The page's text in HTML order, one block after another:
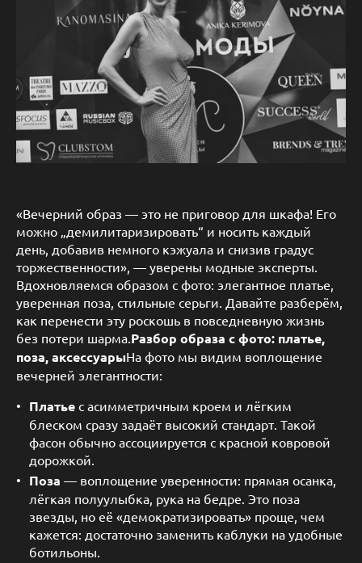
«Вечерний образ — это не приговор для шкафа! Его
можно „демилитаризировать“ и носить каждый
день, добавив немного кэжуала и снизив градус
торжественности», — уверены модные эксперты.
Вдохновляемся образом с фото: элегантное платье,
уверенная поза, стильные серьги. Давайте разберём,
как перенести эту роскошь в повседневную жизнь
без потери шарма.Разбор образа с фото: платье,
поза, аксессуарыНа фото мы видим воплощение
вечерней элегантности:
Платье с асимметричным кроем и лёгким
блеском сразу задаёт высокий стандарт. Такой
фасон обычно ассоциируется с красной ковровой
дорожкой.
Поза — воплощение уверенности: прямая осанка,
лёгкая полуулыбка, рука на бедре. Это поза
звезды, но её «демократизировать» проще, чем
кажется: достаточно заменить каблуки на удобные
ботильоны.